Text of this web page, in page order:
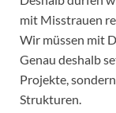
mit Misstrauen
Wir müssen mit
Genau deshalb
Projekte,
Strukturen.